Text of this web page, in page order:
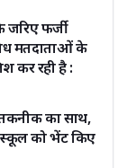
फर्जी
मतदाताओं के
कर रही है :
का साथ,
स्कूल को भेंट किए